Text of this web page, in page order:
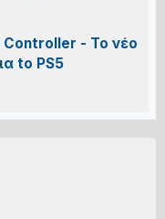
Controller - Το νέο
to PS5